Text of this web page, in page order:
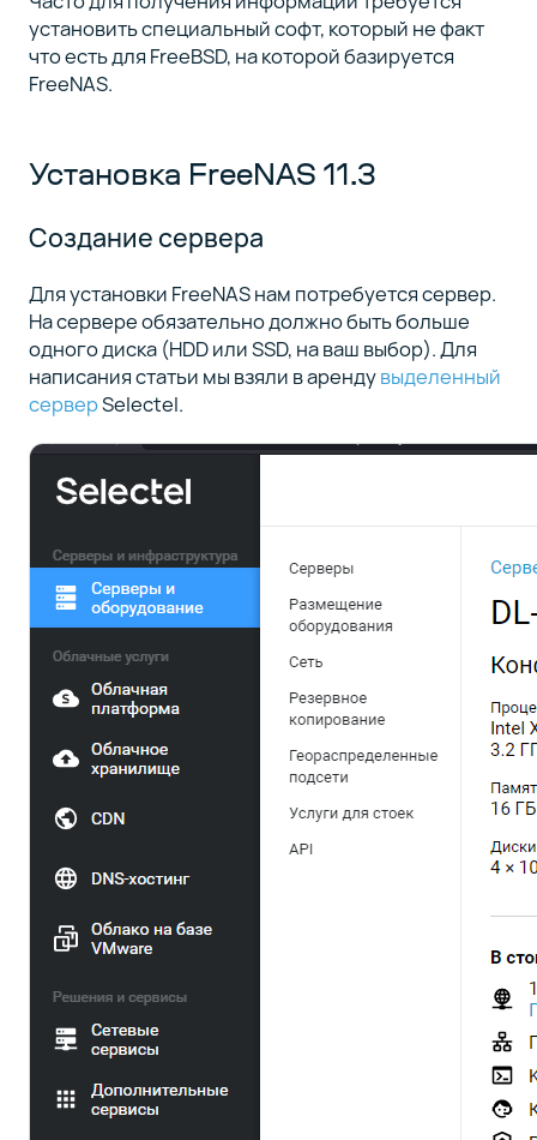
установить специальный софт, который не факт
что есть для FreeBSD, на которой базируется
FreeNAS.
Установка FreeNAS 11.3
Создание сервера
Для установки FreeNAS нам потребуется сервер.
На сервере обязательно должно быть больше
одного диска (HDD или SSD, на ваш выбор). Для
написания статьи мы взяли в арендувыделенный
серверSelectel.